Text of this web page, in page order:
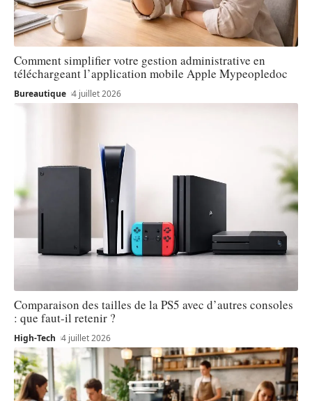
Comment simplifier votre gestion administrative en
téléchargeant l’application mobile Apple Mypeopledoc
Bureautique 4 juillet 2026
Comparaison des tailles de la PS5 avec d’autres consoles
: que faut-il retenir ?
High-Tech 4 juillet 2026